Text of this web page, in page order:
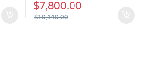
$7,800.00
$10,140.00